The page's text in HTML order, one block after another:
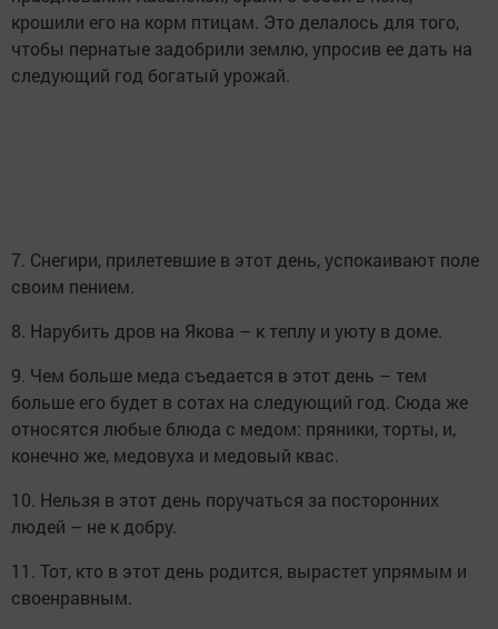
крошили его на корм птицам. Это делалось для того,
чтобы пернатые задобрили землю, упросив ее дать на
следующий год богатый урожай.
7. Снегири, прилетевшие в этот день, успокаивают поле
своим пением.
8. Нарубить дров на Якова – к теплу и уюту в доме.
9. Чем больше меда съедается в этот день – тем
больше его будет в сотах на следующий год. Сюда же
относятся любые блюда с медом: пряники, торты, и,
конечно же, медовуха и медовый квас.
10. Нельзя в этот день поручаться за посторонних
людей – не к добру.
11. Тот, кто в этот день родится, вырастет упрямым и
своенравным.